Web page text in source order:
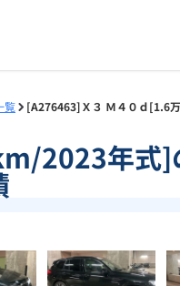
覧 [A276463]Ｘ３ Ｍ４０ｄ[1.6
2023年式]